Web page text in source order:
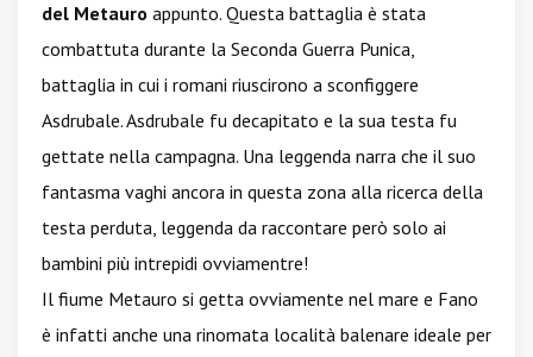
del Metauro appunto. Questa battaglia è stata
combattuta durante la Seconda Guerra Punica,
battaglia in cui i romani riuscirono a sconfiggere
Asdrubale. Asdrubale fu decapitato e la sua testa fu
gettate nella campagna. Una leggenda narra che il suo
fantasma vaghi ancora in questa zona alla ricerca della
testa perduta, leggenda da raccontare però solo ai
bambini più intrepidi ovviamentre!
Il fiume Metauro si getta ovviamente nel mare e Fano
è infatti anche una rinomata località balenare ideale per